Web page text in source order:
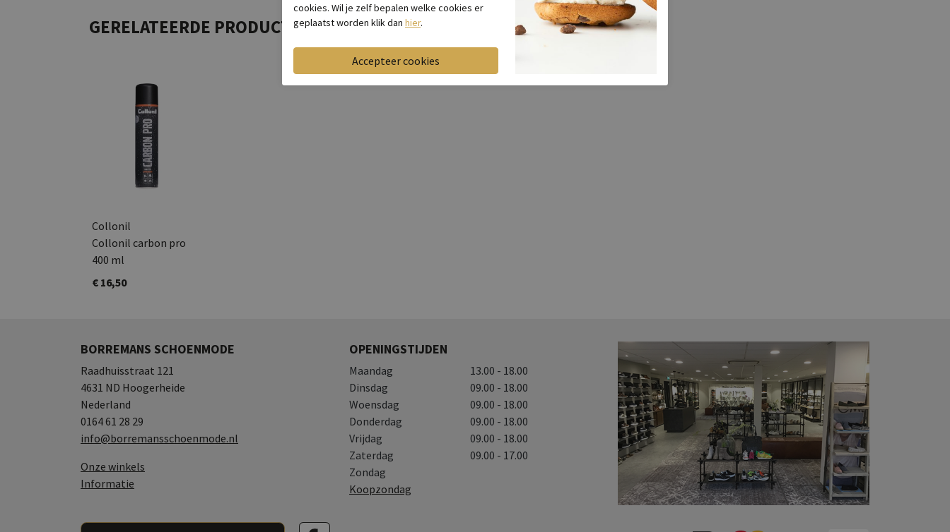
GERELATEERDE PRODUCTEN
Collonil
Collonil carbon pro
400 ml
€ 16,50
BORREMANS SCHOENMODE
Raadhuisstraat 121
4631 ND Hoogerheide
Nederland
0164 61 28 29
info@borremansschoenmode.nl
Onze winkels
Informatie
OPENINGSTIJDEN
Maandag
13.00 - 18.00
Dinsdag
09.00 - 18.00
Woensdag
09.00 - 18.00
Donderdag
09.00 - 18.00
Vrijdag
09.00 - 18.00
Zaterdag
09.00 - 17.00
Zondag
Koopzondag
cookies. Wil je zelf bepalen welke cookies er
geplaatst worden klik dan hier.